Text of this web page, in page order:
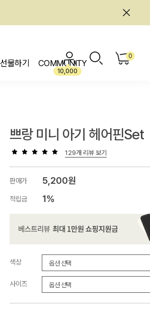
선물하기 COMMUNITY
10,000
0
쁘랑 미니 아기 헤어핀set
129개 리뷰 보기
판매가 5,200원
적립금 1%
색상
사이즈